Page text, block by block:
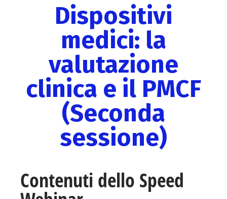
Dispositivi
medici: la
valutazione
clinica e il PMCF
(Seconda
sessione)
Contenuti dello Speed